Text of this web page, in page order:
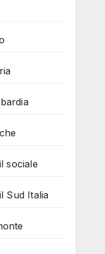
sociale
Sud Italia